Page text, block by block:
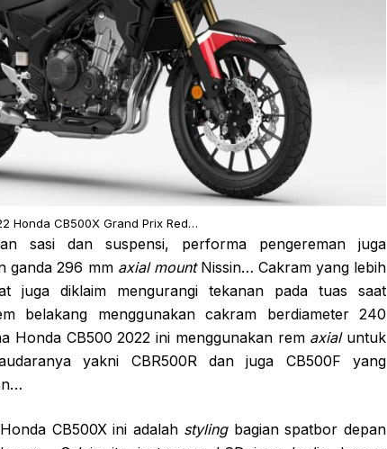
Honda CB500X Grand Prix Red…
sasi dan suspensi, performa pengereman juga
ganda 296 mm axial mountNissin… Cakram yang lebih
juga diklaim mengurangi tekanan pada tuas saat
belakang menggunakan cakram berdiameter 240
Honda CB500 2022 ini menggunakan rem axialuntuk
yakni CBR500R dan juga CB500F yang
CB500X ini adalah stylingbagian spatbor depan